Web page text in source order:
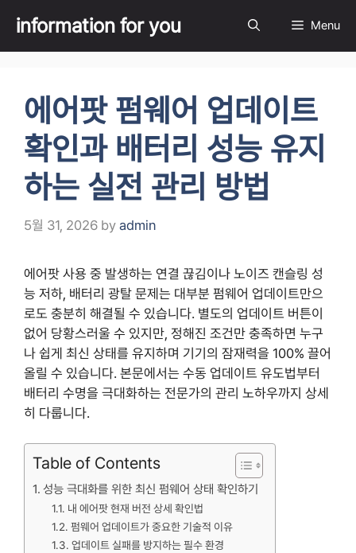
content
information for you Menu
에어팟 펌웨어 업데이트
확인과 배터리 성능 유지
하는 실전 관리 방법
5월 31, 2026 by admin
에어팟 사용 중 발생하는 연결 끊김이나 노이즈 캔슬링 성
능 저하, 배터리 광탈 문제는 대부분 펌웨어 업데이트만으
로도 충분히 해결될 수 있습니다. 별도의 업데이트 버튼이
없어 당황스러울 수 있지만, 정해진 조건만 충족하면 누구
나 쉽게 최신 상태를 유지하며 기기의 잠재력을 100% 끌어
올릴 수 있습니다. 본문에서는 수동 업데이트 유도법부터
배터리 수명을 극대화하는 전문가의 관리 노하우까지 상세
히 다룹니다.
Table of Contents
성능 극대화를 위한 최신 펌웨어 상태 확인하기
내 에어팟 현재 버전 상세 확인법
펌웨어 업데이트가 중요한 기술적 이유
업데이트 실패를 방지하는 필수 환경